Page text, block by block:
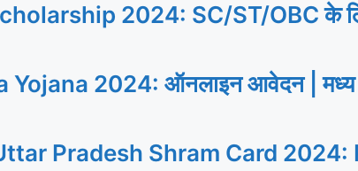
2024: SC/ST/OBC के लिए
2024: ऑनलाइन आवेदन | मध्य
Pradesh Shram Card